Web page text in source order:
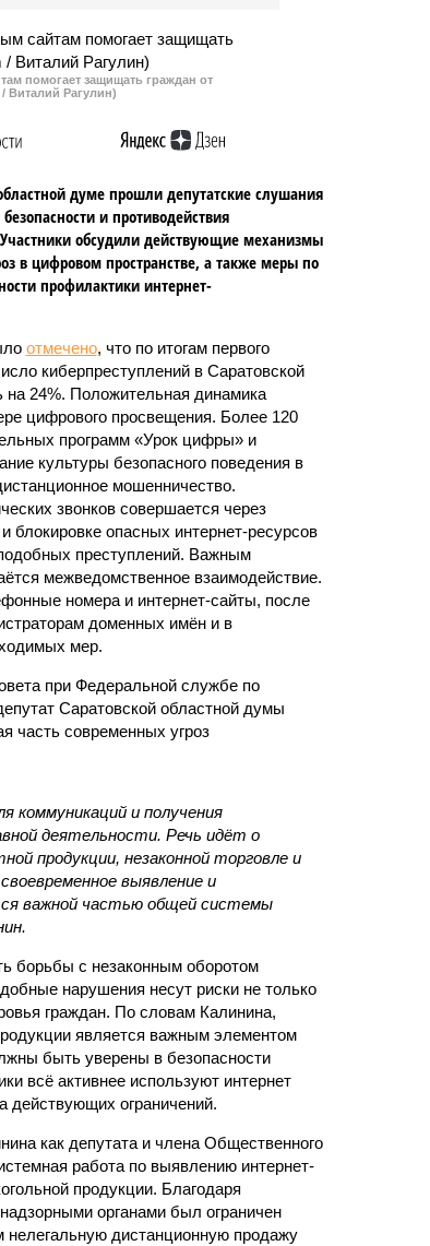
взятки в
помогает защищать граждан от
Виталий Рагулин)
думе прошли депутатские слушания
и противодействия
обсудили действующие механизмы
в цифровом пространстве, а также меры по
профилактики интернет-
отмечено, что по итогам первого
киберпреступлений в Саратовской
на 24%. Положительная динамика
цифрового просвещения. Более 120
программ «Урок цифры» и
культуры безопасного поведения в
мошенничество.
звонков совершается через
опасных интернет-ресурсов
преступлений. Важным
межведомственное взаимодействие.
номера и интернет-сайты, после
доменных имён и в
мер.
при Федеральной службе по
Саратовской областной думы
часть современных угроз
коммуникаций и получения
деятельности. Речь идёт о
продукции, незаконной торговле и
выявление и
важной частью общей системы
борьбы с незаконным оборотом
нарушения несут риски не только
граждан. По словам Калинина,
является важным элементом
быть уверены в безопасности
всё активнее используют интернет
действующих ограничений.
как депутата и члена Общественного
работа по выявлению интернет-
продукции. Благодаря
органами был ограничен
дистанционную продажу